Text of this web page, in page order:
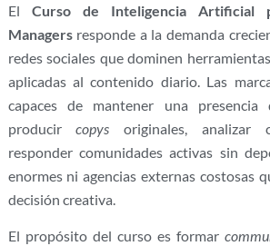
El Curso de Inteligencia Artificial
Managersresponde a la demanda
redes sociales que dominen
aplicadas al contenido diario. Las
capaces de mantener una presencia
producircopys originales, analizar
responder comunidades activas sin
enormes ni agencias externas costosas
decisión creativa.
El propósito del curso es formar